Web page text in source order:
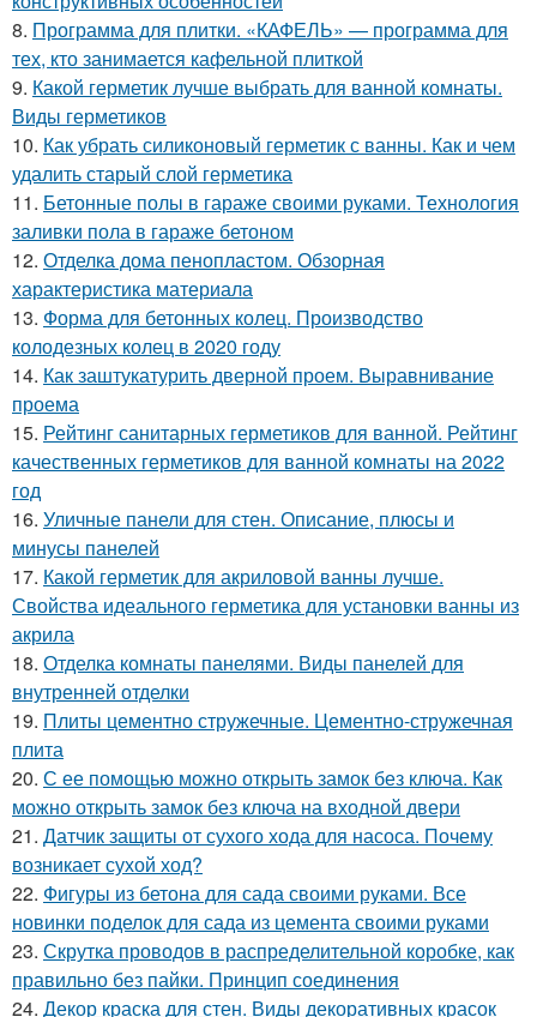
8. Программа для плитки. «КАФЕЛЬ» — программа для
тех, кто занимается кафельной плиткой
9. Какой герметик лучше выбрать для ванной комнаты.
Виды герметиков
10. Как убрать силиконовый герметик с ванны. Как и чем
удалить старый слой герметика
11. Бетонные полы в гараже своими руками. Технология
заливки пола в гараже бетоном
12. Отделка дома пенопластом. Обзорная
характеристика материала
13. Форма для бетонных колец. Производство
колодезных колец в 2020 году
14. Как заштукатурить дверной проем. Выравнивание
проема
15. Рейтинг санитарных герметиков для ванной. Рейтинг
качественных герметиков для ванной комнаты на 2022
год
16. Уличные панели для стен. Описание, плюсы и
минусы панелей
17. Какой герметик для акриловой ванны лучше.
Свойства идеального герметика для установки ванны из
акрила
18. Отделка комнаты панелями. Виды панелей для
внутренней отделки
19. Плиты цементно стружечные. Цементно-стружечная
плита
20. С ее помощью можно открыть замок без ключа. Как
можно открыть замок без ключа на входной двери
21. Датчик защиты от сухого хода для насоса. Почему
возникает сухой ход?
22. Фигуры из бетона для сада своими руками. Все
новинки поделок для сада из цемента своими руками
23. Скрутка проводов в распределительной коробке, как
правильно без пайки. Принцип соединения
24. Декор краска для стен. Виды декоративных красок